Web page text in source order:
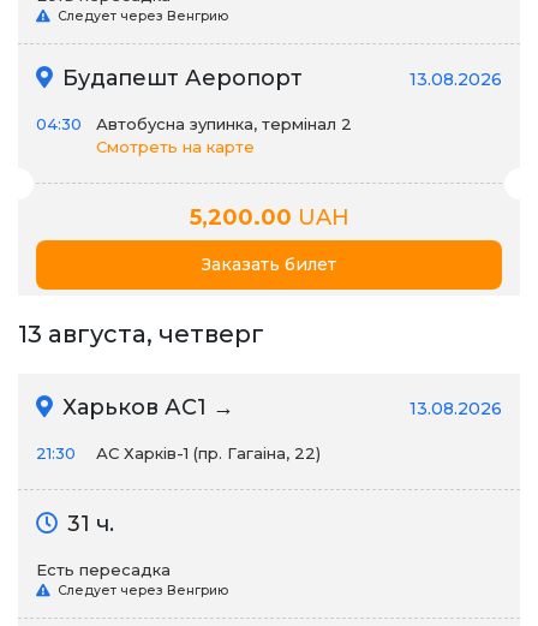
Следует через Венгрию
Будапешт Аеропорт 13.08.2026
04:30
Автобусна зупинка, термінал 2
Смотреть на карте
5,200.00 UAH
Заказать билет
13 августа, четверг
Харьков АС1 → 13.08.2026
21:30 АС Харків-1 (пр. Гагаіна, 22)
31 ч.
Есть пересадка
Следует через Венгрию